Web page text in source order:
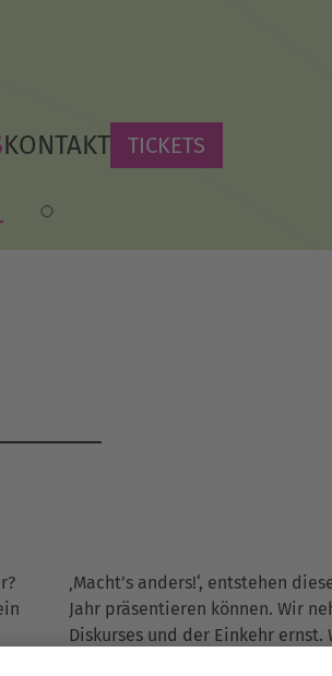
KONTAKT TICKETS
Wer wir sind
‚Macht’s anders!‘, entstehen
Jahr präsentieren können. Wir
Diskurses und der Einkehr
beatmen die Räume und